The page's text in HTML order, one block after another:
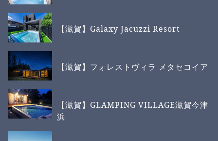
【滋賀】Galaxy Jacuzzi Resort
【滋賀】フォレストヴィラ メタセコイア
【滋賀】GLAMPING VILLAGE滋賀今津
浜